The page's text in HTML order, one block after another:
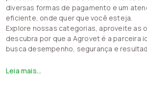
diversas formas de pagamento e um
eficiente, onde quer que você esteja.
Explore nossas categorias, aproveite as
descubra por que a Agrovet é a parceira
busca desempenho, segurança e
Leia mais...